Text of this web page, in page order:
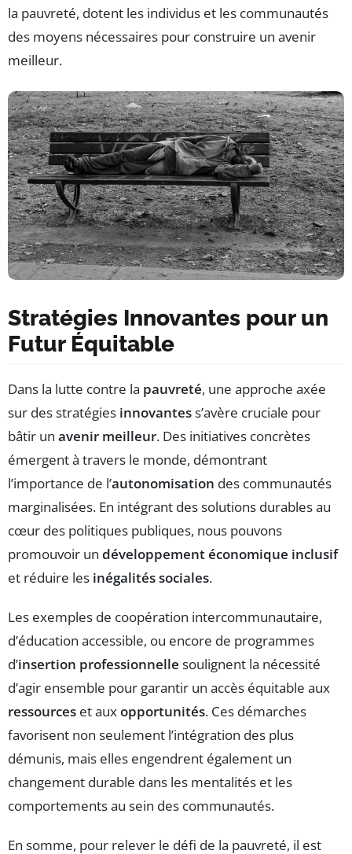
la pauvreté, dotent les individus et les communautés
des moyens nécessaires pour construire un avenir
meilleur.
Stratégies Innovantes pour un
Futur Équitable
Dans la lutte contre la pauvreté, une approche axée
sur des stratégies innovantess’avère cruciale pour
bâtir un avenir meilleur. Des initiatives concrètes
émergent à travers le monde, démontrant
l’importance de l’autonomisation des communautés
marginalisées. En intégrant des solutions durables au
cœur des politiques publiques, nous pouvons
promouvoir un développement économique inclusif
et réduire les inégalités sociales.
Les exemples de coopération intercommunautaire,
d’éducation accessible, ou encore de programmes
d’insertion professionnelle soulignent la nécessité
d’agir ensemble pour garantir un accès équitable aux
ressources et auxopportunités. Ces démarches
favorisent non seulement l’intégration des plus
démunis, mais elles engendrent également un
changement durable dans les mentalités et les
comportements au sein des communautés.
En somme, pour relever le défi de la pauvreté, il est